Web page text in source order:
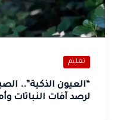
تعليم
“العيون الذكية”..
لرصد آفات النباتات